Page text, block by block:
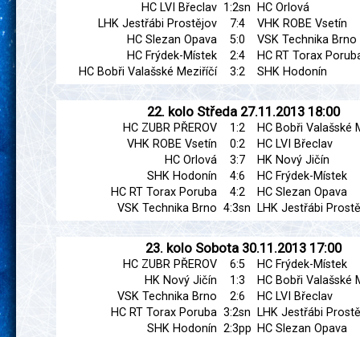
HC LVI Břeclav 1:2sn
HC Orlová
LHK Jestřábi Prostějov
7:4
VHK ROBE Vsetín
HC Slezan Opava
5:0
VSK Technika Brno
HC Frýdek-Místek
2:4
HC RT Torax
HC Bobři Valašské Meziříčí
3:2 SHK Hodonín
22. kolo Středa 27.11.2013 18:00
HC ZUBR PŘEROV 1:2
HC Bobři Valašské
VHK ROBE Vsetín
0:2
HC LVI Břeclav
HC Orlová
3:7
HK Nový Jičín
SHK Hodonín
4:6
HC Frýdek-Místek
HC RT Torax Poruba
4:2
HC Slezan Opava
VSK Technika Brno 4:3sn LHK Jestřábi
23. kolo Sobota 30.11.2013 17:00
HC ZUBR PŘEROV 6:5
HC Frýdek-Místek
HK Nový Jičín
1:3
HC Bobři Valašské
VSK Technika Brno
2:6
HC LVI Břeclav
HC RT Torax Poruba 3:2sn
LHK Jestřábi
SHK Hodonín 2:3pp HC Slezan Opava